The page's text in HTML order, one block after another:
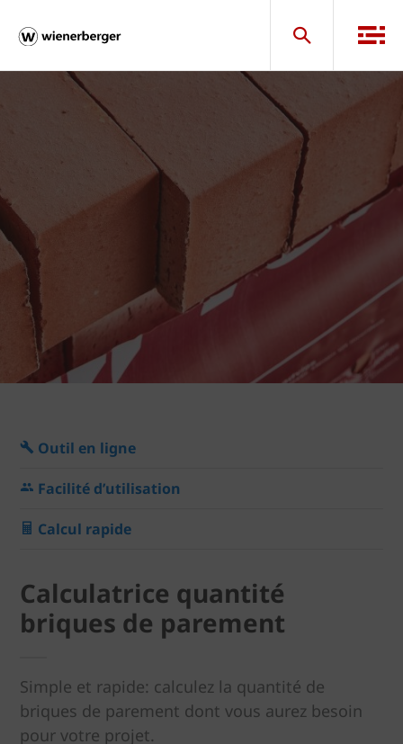
Outil en ligne
Facilité d’utilisation
Calcul rapide
Calculatrice quantité
briques de parement
Simple et rapide: calculez la quantité de
briques de parement dont vous aurez besoin
pour votre projet.